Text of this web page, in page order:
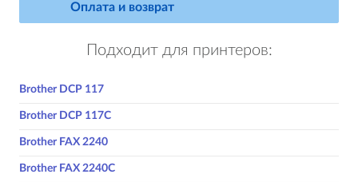
Оплата и возврат
Подходит для принтеров:
Brother DCP 117
Brother DCP 117C
Brother FAX 2240
Brother FAX 2240C